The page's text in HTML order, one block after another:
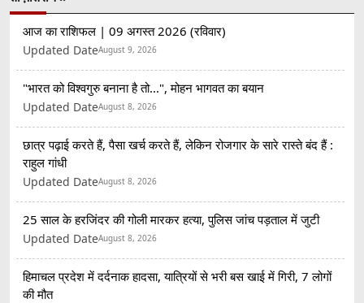
आज का राशिफल | 09 अगस्त 2026 (रविवार)
Updated DateAugust 9, 2026
"भारत को विश्वगुरु बनाना है तो...", मोहन भागवत का बयान
Updated DateAugust 8, 2026
छात्र पढ़ाई करते हैं, पैसा खर्च करते हैं, लेकिन रोजगार के सारे रास्ते बंद हैं :
राहुल गांधी
Updated DateAugust 8, 2026
25 साल के हरजिंदर की गोली मारकर हत्या, पुलिस जांच पड़ताल में जुटी
Updated DateAugust 8, 2026
हिमाचल प्रदेश में दर्दनाक हादसा, यात्रियों से भरी बस खाई में गिरी, 7 लोगों
की मौत